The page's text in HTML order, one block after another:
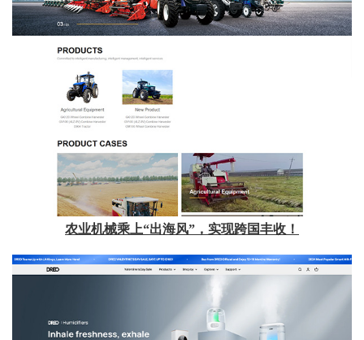
农业机械乘上“出海风”，实现跨国丰收！